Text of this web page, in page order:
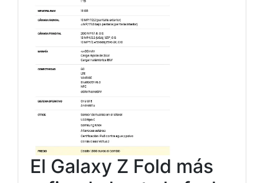
El Galaxy Z Fold más